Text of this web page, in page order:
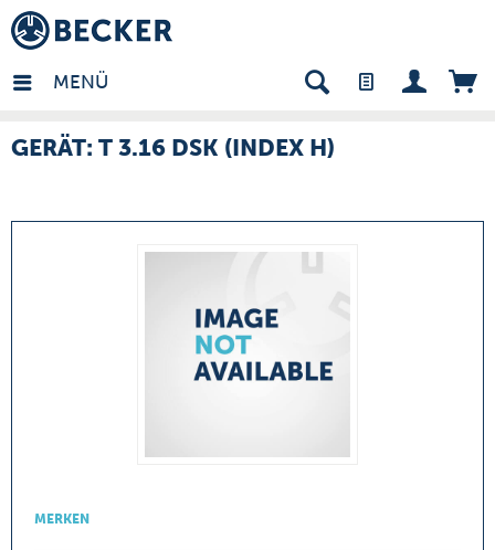
MENÜ
- DE
GERÄT: T 3.16 DSK (INDEX H)
MERKEN